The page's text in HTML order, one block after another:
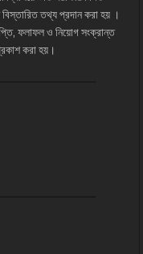
তথ্য প্রদান করা হয় ।
ফলাফল ও নিয়োগ সংক্রান্ত
করা হয়।